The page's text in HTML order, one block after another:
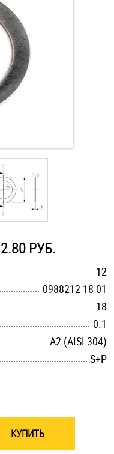
резьбой
яхт
РУБ.
12
0988212 18 01
18
0.1
А2 (AISI 304)
S+P
КУПИТЬ